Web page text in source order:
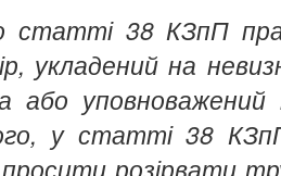
статті 38 КЗпП
укладений на
або
у статті 38
розірвати